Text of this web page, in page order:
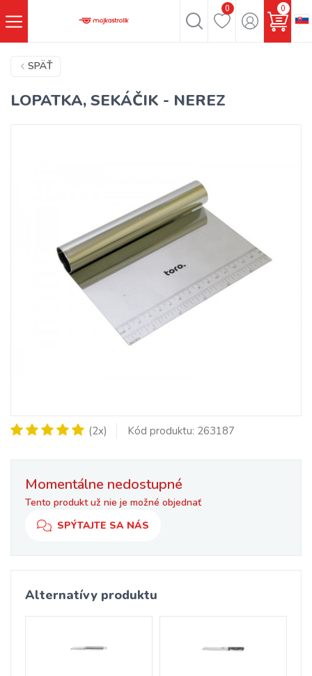
0 0
SPÄŤ
LOPATKA, SEKÁČIK - NEREZ
(2x) Kód produktu: 263187
Momentálne nedostupné
Tento produkt už nie je možné objednať
SPÝTAJTE SA NÁS
Alternatívy produktu